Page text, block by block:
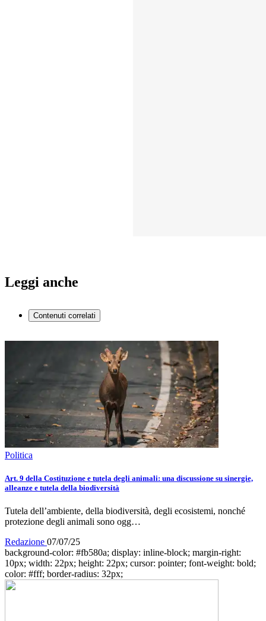
Leggi anche
Contenuti correlati
Politica
Art. 9 della Costituzione e tutela degli animali: una discussione su sinergie,
alleanze e tutela della biodiversità
Tutela dell’ambiente, della biodiversità, degli ecosistemi, nonché
protezione degli animali sono ogg…
Redazione 07/07/25
background-color: #fb580a; display: inline-block; margin-right:
10px; width: 22px; height: 22px; cursor: pointer; font-weight: bold;
color: #fff; border-radius: 32px;